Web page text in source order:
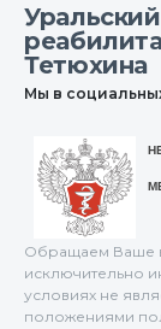
Тетюхина
Мы в
Обращаем Ваше
исключительно
условиях не
положениями